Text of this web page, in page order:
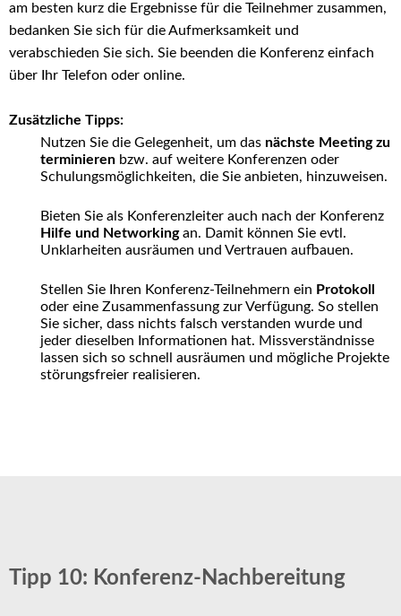
am besten kurz die Ergebnisse für die Teilnehmer zusammen,
bedanken Sie sich für die Aufmerksamkeit und
verabschieden Sie sich. Sie beenden die Konferenz einfach
über Ihr Telefon oder online.
Zusätzliche Tipps:
Nutzen Sie die Gelegenheit, um das nächste Meeting zu
terminieren bzw. auf weitere Konferenzen oder
Schulungsmöglichkeiten, die Sie anbieten, hinzuweisen.
Bieten Sie als Konferenzleiter auch nach der Konferenz
Hilfe und Networkingan. Damit können Sie evtl.
Unklarheiten ausräumen und Vertrauen aufbauen.
Stellen Sie Ihren Konferenz-Teilnehmern ein Protokoll
oder eine Zusammenfassung zur Verfügung. So stellen
Sie sicher, dass nichts falsch verstanden wurde und
jeder dieselben Informationen hat. Missverständnisse
lassen sich so schnell ausräumen und mögliche Projekte
störungsfreier realisieren.
Tipp 10: Konferenz-Nachbereitung